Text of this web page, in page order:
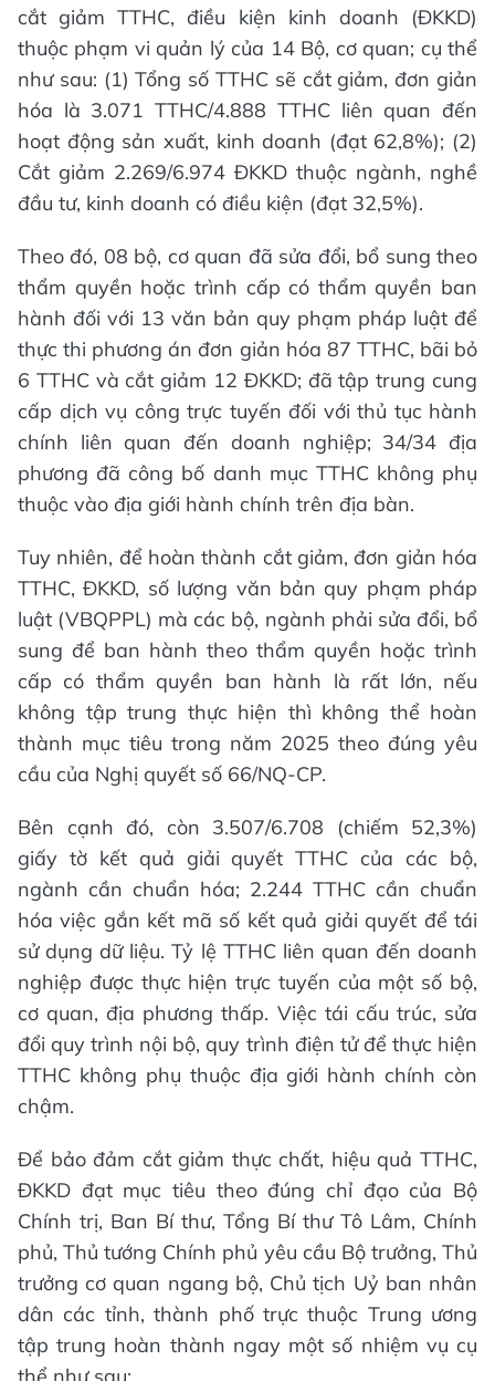
cắt giảm TTHC, điều kiện kinh doanh (ĐKKD)
thuộc phạm vi quản lý của 14 Bộ, cơ quan; cụ thể
như sau: (1) Tổng số TTHC sẽ cắt giảm, đơn giản
hóa là 3.071 TTHC/4.888 TTHC liên quan đến
hoạt động sản xuất, kinh doanh (đạt 62,8%); (2)
Cắt giảm 2.269/6.974 ĐKKD thuộc ngành, nghề
đầu tư, kinh doanh có điều kiện (đạt 32,5%).
Theo đó, 08 bộ, cơ quan đã sửa đổi, bổ sung theo
thẩm quyền hoặc trình cấp có thẩm quyền ban
hành đối với 13 văn bản quy phạm pháp luật để
thực thi phương án đơn giản hóa 87 TTHC, bãi bỏ
6 TTHC và cắt giảm 12 ĐKKD; đã tập trung cung
cấp dịch vụ công trực tuyến đối với thủ tục hành
chính liên quan đến doanh nghiệp; 34/34 địa
phương đã công bố danh mục TTHC không phụ
thuộc vào địa giới hành chính trên địa bàn.
Tuy nhiên, để hoàn thành cắt giảm, đơn giản hóa
TTHC, ĐKKD, số lượng văn bản quy phạm pháp
luật (VBQPPL) mà các bộ, ngành phải sửa đổi, bổ
sung để ban hành theo thẩm quyền hoặc trình
cấp có thẩm quyền ban hành là rất lớn, nếu
không tập trung thực hiện thì không thể hoàn
thành mục tiêu trong năm 2025 theo đúng yêu
cầu của Nghị quyết số 66/NQ-CP.
Bên cạnh đó, còn 3.507/6.708 (chiếm 52,3%)
giấy tờ kết quả giải quyết TTHC của các bộ,
ngành cần chuẩn hóa; 2.244 TTHC cần chuẩn
hóa việc gắn kết mã số kết quả giải quyết để tái
sử dụng dữ liệu. Tỷ lệ TTHC liên quan đến doanh
nghiệp được thực hiện trực tuyến của một số bộ,
cơ quan, địa phương thấp. Việc tái cấu trúc, sửa
đổi quy trình nội bộ, quy trình điện tử để thực hiện
TTHC không phụ thuộc địa giới hành chính còn
chậm.
Để bảo đảm cắt giảm thực chất, hiệu quả TTHC,
ĐKKD đạt mục tiêu theo đúng chỉ đạo của Bộ
Chính trị, Ban Bí thư, Tổng Bí thư Tô Lâm, Chính
phủ, Thủ tướng Chính phủ yêu cầu Bộ trưởng, Thủ
trưởng cơ quan ngang bộ, Chủ tịch Uỷ ban nhân
dân các tỉnh, thành phố trực thuộc Trung ương
tập trung hoàn thành ngay một số nhiệm vụ cụ
thể như sau: